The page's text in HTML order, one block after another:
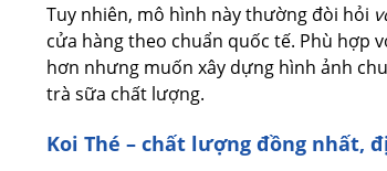
Tuy nhiên, mô hình này thường đòi hỏi
cửa hàng theo chuẩn quốc tế. Phù hợp
hơn nhưng muốn xây dựng hình ảnh
trà sữa chất lượng.
Koi Thé – chất lượng đồng nhất,